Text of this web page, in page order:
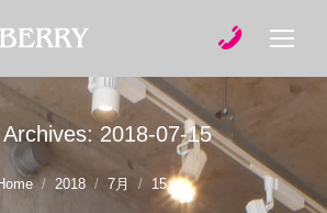
2018-07-15
2018 7月 15